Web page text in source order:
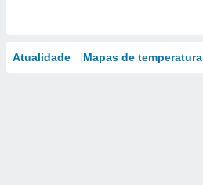
Atualidade Mapas de temperatura